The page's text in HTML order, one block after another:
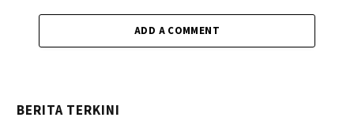
ADD A COMMENT
BERITA TERKINI